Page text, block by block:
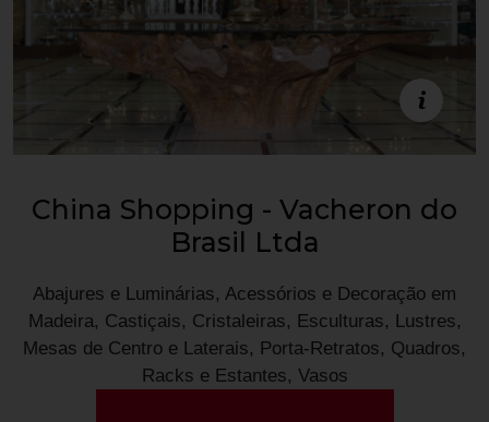
Estande C10
China Shopping - Vacheron do
Brasil Ltda
Abajures e Luminárias, Acessórios e Decoração em
Madeira, Castiçais, Cristaleiras, Esculturas, Lustres,
Mesas de Centro e Laterais, Porta-Retratos, Quadros,
Racks e Estantes, Vasos